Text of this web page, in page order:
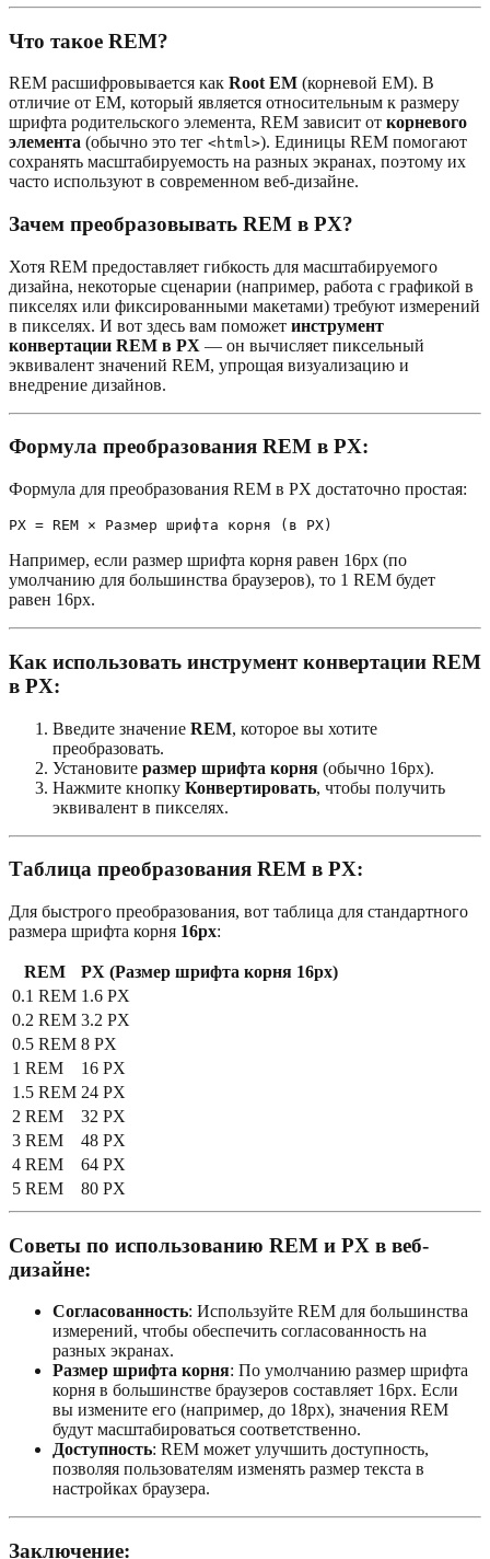
Что такое REM?
REM расшифровывается как Root EM (корневой EM). В
отличие от EM, который является относительным к размеру
шрифта родительского элемента, REM зависит от корневого
элемента (обычно это тег <html>). Единицы REM помогают
сохранять масштабируемость на разных экранах, поэтому их
часто используют в современном веб-дизайне.
Зачем преобразовывать REM в PX?
Хотя REM предоставляет гибкость для масштабируемого
дизайна, некоторые сценарии (например, работа с графикой в
пикселях или фиксированными макетами) требуют измерений
в пикселях. И вот здесь вам поможет инструмент
конвертации REM в PX — он вычисляет пиксельный
эквивалент значений REM, упрощая визуализацию и
внедрение дизайнов.
Формула преобразования REM в PX:
Формула для преобразования REM в PX достаточно простая:
Например, если размер шрифта корня равен 16px (по
умолчанию для большинства браузеров), то 1 REM будет
равен 16px.
Как использовать инструмент конвертации REM
в PX:
Введите значение REM, которое вы хотите
преобразовать.
Установите размер шрифта корня (обычно 16px).
Нажмите кнопку Конвертировать, чтобы получить
эквивалент в пикселях.
Таблица преобразования REM в PX:
Для быстрого преобразования, вот таблица для стандартного
размера шрифта корня 16px:
REM
PX (Размер шрифта корня 16px)
0.1 REM 1.6 PX
0.2 REM 3.2 PX
0.5 REM 8 PX
1 REM
16 PX
1.5 REM 24 PX
2 REM
32 PX
3 REM
48 PX
4 REM
64 PX
5 REM
80 PX
Советы по использованию REM и PX в веб-
дизайне:
Согласованность: Используйте REM для большинства
измерений, чтобы обеспечить согласованность на
разных экранах.
Размер шрифта корня: По умолчанию размер шрифта
корня в большинстве браузеров составляет 16px. Если
вы измените его (например, до 18px), значения REM
будут масштабироваться соответственно.
Доступность: REM может улучшить доступность,
позволяя пользователям изменять размер текста в
настройках браузера.
Заключение: